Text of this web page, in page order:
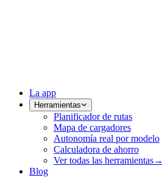
La app
Herramientas
Planificador de rutas
Mapa de cargadores
Autonomía real por modelo
Calculadora de ahorro
Ver todas las herramientas→
Blog